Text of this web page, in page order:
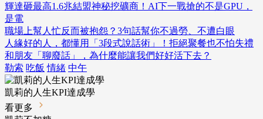
輝達砸最高1.6兆結盟神秘挖礦商！AI下一戰搶的不是GPU，
是電
職場上幫人忙反而被抱怨？3句話幫你不過勞、不遭白眼
人緣好的人，都懂用「3段式說話術」！拒絕聚餐也不怕失禮
和朋友「聊廢話」，為什麼能讓我們好好活下去？
勒索 吃飯 情緒 中午
凱莉的人生KPI達成學
看更多